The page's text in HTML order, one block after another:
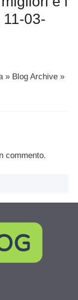
03-
» Blog Archive »
commento.